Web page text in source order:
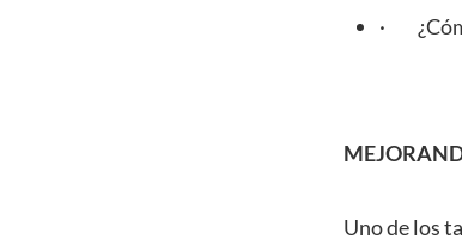
·
Uno de los